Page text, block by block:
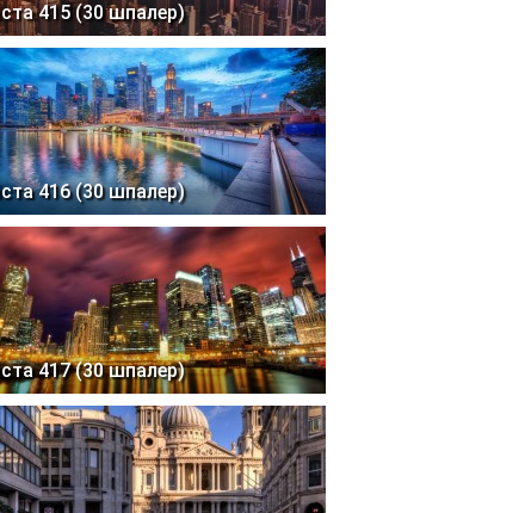
415 (30 шпалер)
416 (30 шпалер)
417 (30 шпалер)